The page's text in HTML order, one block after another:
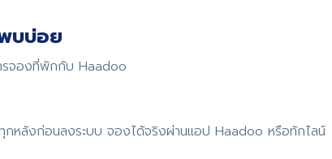
บบ่อย
รจองที่พักกับ Haadoo
หลังก่อนลงระบบ จองได้จริงผ่านแอป Haadoo หรือทักไลน์